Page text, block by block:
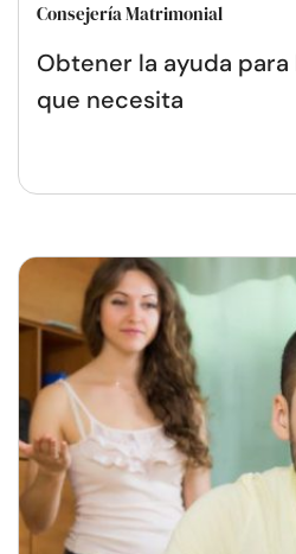
Consejería Matrimonial
Obtener la ayuda
que necesita